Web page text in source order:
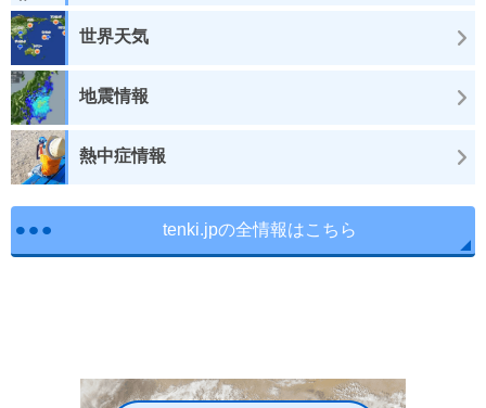
世界天気
地震情報
熱中症情報
tenki.jpの全情報はこちら